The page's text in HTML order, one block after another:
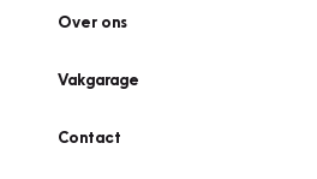
Over ons
Vakgarage
Contact